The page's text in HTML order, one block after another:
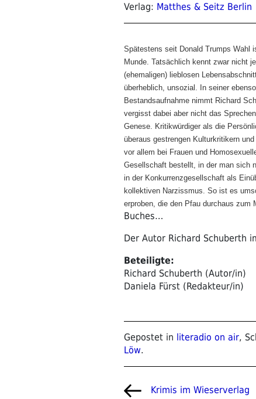
Verlag: Matthes & Seitz Berlin
Spätestens seit Donald Trumps Wahl
Munde. Tatsächlich kennt zwar nicht
(ehemaligen) lieblosen
überheblich, unsozial. In seiner
Bestandsaufnahme nimmt Richard
vergisst dabei aber nicht das
Genese. Kritikwürdiger als die
überaus gestrengen Kulturkritikern
vor allem bei Frauen und
Gesellschaft bestellt, in der man sich
in der Konkurrenzgesellschaft als
kollektiven Narzissmus. So ist es
erproben, die den Pfau durchaus zum
Buches…
Der Autor Richard Schuberth
Beteiligte:
Richard Schuberth (Autor/in)
Daniela Fürst (Redakteur/in)
Gepostet in literadio on air,
Löw.
BeitragKrimis im Wieserverlag